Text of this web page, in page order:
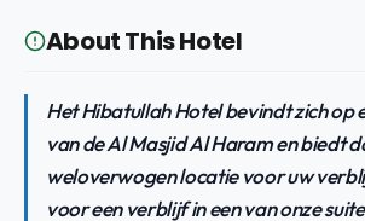
About This Hotel
Het Hibatullah Hotel bevindt zich op
van de Al Masjid Al Haram en biedt
weloverwogen locatie voor uw
voor een verblijf in een van onze